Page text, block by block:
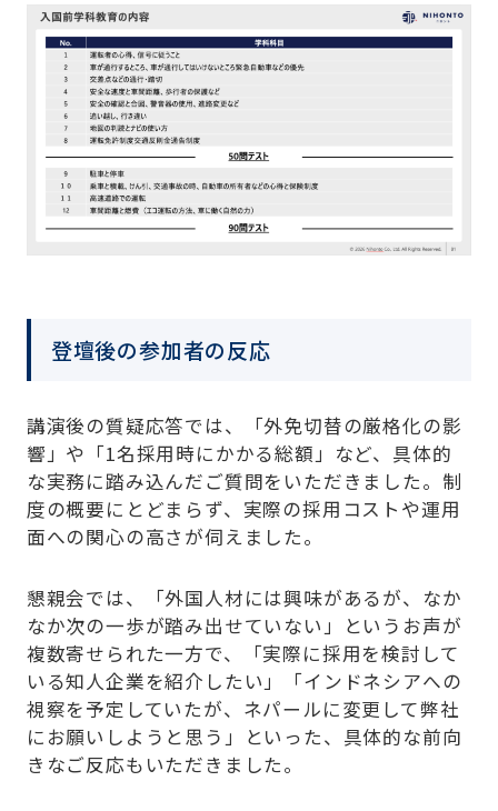
登壇後の参加者の反応
講演後の質疑応答では、「外免切替の厳格化の影
響」や「1名採用時にかかる総額」など、具体的
な実務に踏み込んだご質問をいただきました。制
度の概要にとどまらず、実際の採用コストや運用
面への関心の高さが伺えました。
懇親会では、「外国人材には興味があるが、なか
なか次の一歩が踏み出せていない」というお声が
複数寄せられた一方で、「実際に採用を検討して
いる知人企業を紹介したい」「インドネシアへの
視察を予定していたが、ネパールに変更して弊社
にお願いしようと思う」といった、具体的な前向
きなご反応もいただきました。